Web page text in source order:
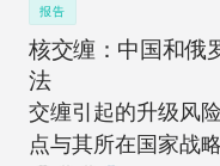
报告
核交缠：中国和俄
法
交缠引起的升级风
点与其所在国家战